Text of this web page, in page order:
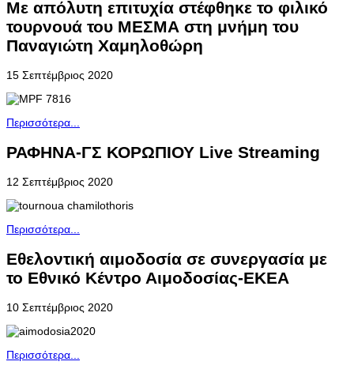
Με απόλυτη επιτυχία στέφθηκε το φιλικό
τουρνουά του ΜΕΣΜΑ στη μνήμη του
Παναγιώτη Χαμηλοθώρη
15 Σεπτέμβριος 2020
Περισσότερα...
ΡΑΦΗΝΑ-ΓΣ ΚΟΡΩΠΙΟΥ Live Streaming
12 Σεπτέμβριος 2020
Περισσότερα...
Εθελοντική αιμοδοσία σε συνεργασία με
το Εθνικό Κέντρο Αιμοδοσίας-ΕΚΕΑ
10 Σεπτέμβριος 2020
Περισσότερα...